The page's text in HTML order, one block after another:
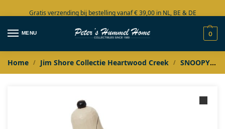
Gratis verzending bij bestelling vanaf € 39,00 in NL, BE & DE
Grote collectie in voorraad
MENU 0
Home / Jim Shore Collectie Heartwood Creek / SNOOPY